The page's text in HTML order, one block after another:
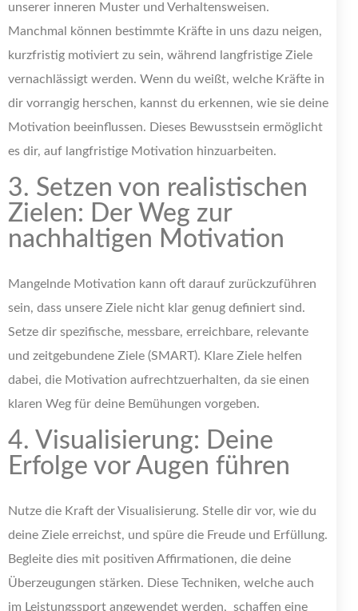
unserer inneren Muster und Verhaltensweisen.
Manchmal können bestimmte Kräfte in uns dazu neigen,
kurzfristig motiviert zu sein, während langfristige Ziele
vernachlässigt werden. Wenn du weißt, welche Kräfte in
dir vorrangig herschen, kannst du erkennen, wie sie deine
Motivation beeinflussen. Dieses Bewusstsein ermöglicht
es dir, auf langfristige Motivation hinzuarbeiten.
3. Setzen von realistischen
Zielen: Der Weg zur
nachhaltigen Motivation
Mangelnde Motivation kann oft darauf zurückzuführen
sein, dass unsere Ziele nicht klar genug definiert sind.
Setze dir spezifische, messbare, erreichbare, relevante
und zeitgebundene Ziele (SMART). Klare Ziele helfen
dabei, die Motivation aufrechtzuerhalten, da sie einen
klaren Weg für deine Bemühungen vorgeben.
4. Visualisierung: Deine
Erfolge vor Augen führen
Nutze die Kraft der Visualisierung. Stelle dir vor, wie du
deine Ziele erreichst, und spüre die Freude und Erfüllung.
Begleite dies mit positiven Affirmationen, die deine
Überzeugungen stärken. Diese Techniken, welche auch
im Leistungssport angewendet werden, schaffen eine